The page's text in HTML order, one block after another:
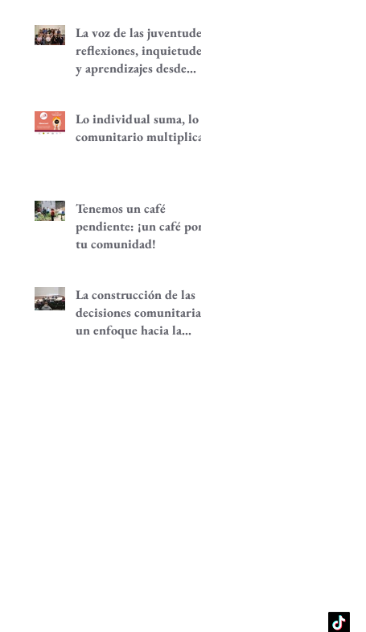
La voz de las juventudes:
reflexiones, inquietudes
y aprendizajes desde
Lo individual suma, lo
comunitario multiplica
Tenemos un café
pendiente: ¡un café por
tu comunidad!
La construcción de las
decisiones comunitarias,
un enfoque hacia la